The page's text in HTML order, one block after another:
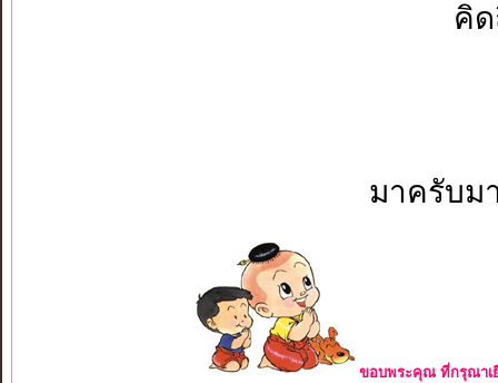
คิ
มาครับม
ขอบพระคุณ ที่กรุณาเ